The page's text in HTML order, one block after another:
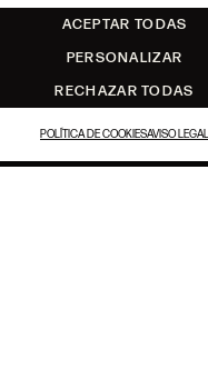
ACEPTAR TODAS
PERSONALIZAR
RECHAZAR TODAS
POLÍTICA DE COOKIESAVISO LEGAL